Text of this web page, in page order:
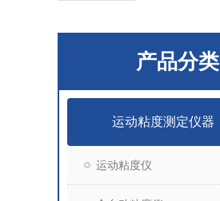
产品分类
运动粘度测定仪器
运动粘度仪